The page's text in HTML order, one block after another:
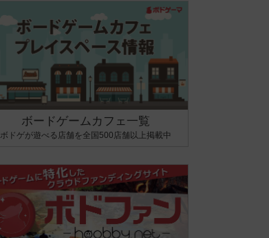
ボードゲームカフェ一覧
ボドゲが遊べる店舗を全国500店舗以上掲載中